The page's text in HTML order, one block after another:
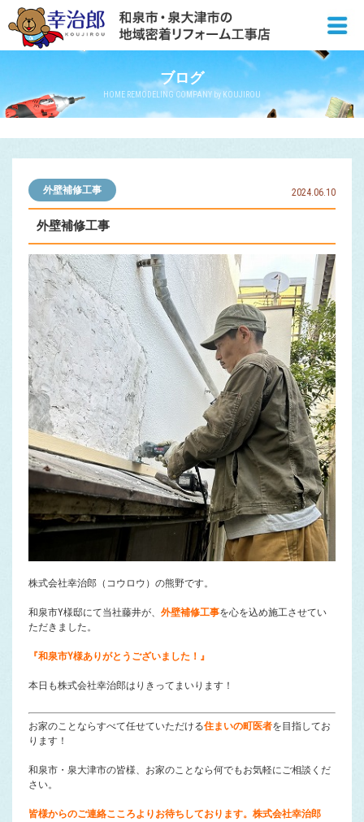
ブログ
HOME REMODELING COMPANY by KOUJIROU
外壁補修工事 2024.06.10
外壁補修工事
株式会社幸治郎（コウロウ）の熊野です。
和泉市Y様邸にて当社藤井が、 外壁補修工事を心を込め施工させてい
ただきました。
『和泉市Y様ありがとうございました！』
本日も株式会社幸治郎はりきってまいります！
お家のことならすべて任せていただける住まいの町医者を目指してお
ります！
和泉市・泉大津市の皆様、お家のことなら何でもお気軽にご相談くだ
さい。
皆様からのご連絡こころよりお待ちしております。株式会社幸治郎